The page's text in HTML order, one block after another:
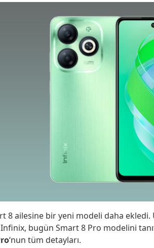
8 ailesine bir yeni modeli daha
bugün Smart 8 Pro modelini
‘nun tüm detayları.